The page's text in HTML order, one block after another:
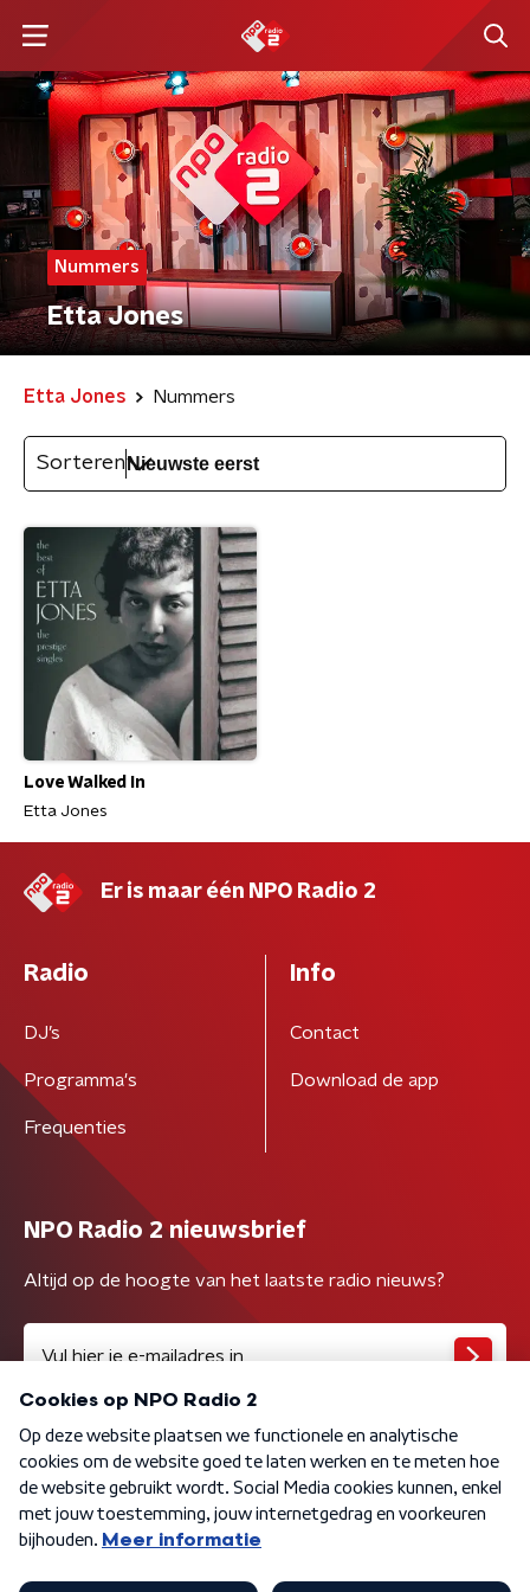
Nummers
Etta Jones
Etta Jones Nummers
Sorteren
Love Walked In
Etta Jones
Er is maar één NPO Radio 2
Radio
DJ’s
Programma's
Frequenties
Info
Contact
Download de app
NPO Radio 2 nieuwsbrief
Altijd op de hoogte van het laatste radio nieuws?
Algemene voorwaarden